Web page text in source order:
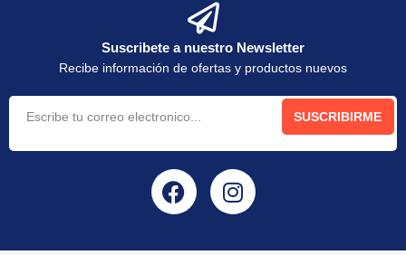
Suscribete a nuestro Newsletter
Recibe información de ofertas y productos nuevos
SUSCRIBIRME